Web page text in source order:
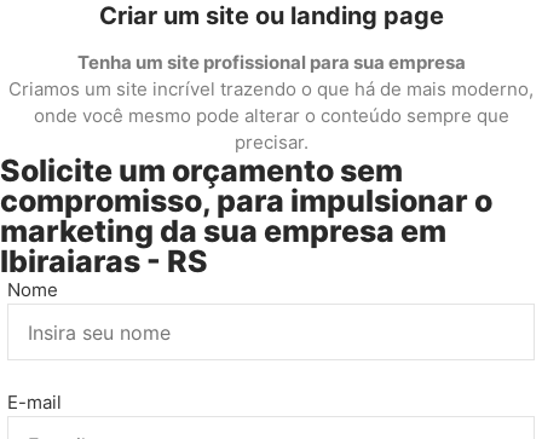
Criar um site ou landing page
Tenha um site profissional para sua empresa
Criamos um site incrível trazendo o que há de mais moderno,
onde você mesmo pode alterar o conteúdo sempre que
precisar.
Solicite um orçamento sem
compromisso, para impulsionar o
marketing da sua empresa em
Ibiraiaras - RS
Nome
E-mail